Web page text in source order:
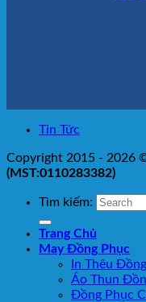
Tin Tức
Copyright 2015 - 2026
(MST:0110283382)
Tìm kiếm:
Trang Chủ
May Đồng Phục
In Thêu
Áo Thun
Đồng Phục